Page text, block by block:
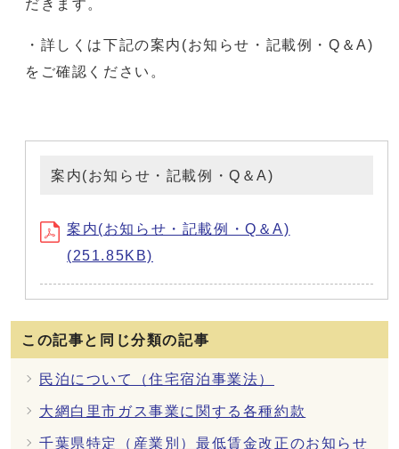
だきます。
・詳しくは下記の案内(お知らせ・記載例・Q＆A)
をご確認ください。
案内(お知らせ・記載例・Q＆A)
案内(お知らせ・記載例・Q＆A)
(251.85KB)
この記事と同じ分類の記事
民泊について（住宅宿泊事業法）
大網白里市ガス事業に関する各種約款
千葉県特定（産業別）最低賃金改正のお知らせ